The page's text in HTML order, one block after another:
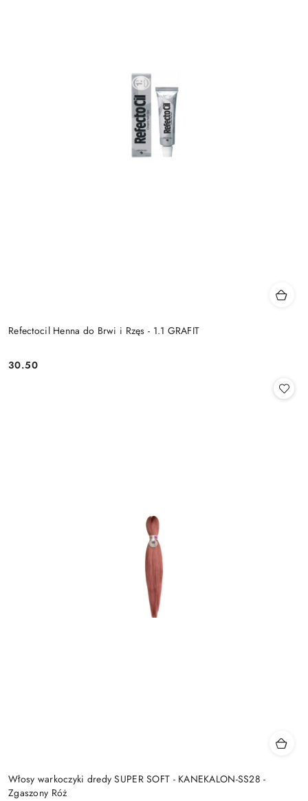
Refectocil Henna do Brwi i Rzęs - 1.1 GRAFIT
Cena:
30.50
Włosy warkoczyki dredy SUPER SOFT - KANEKALON-SS28 -
Zgaszony Róż